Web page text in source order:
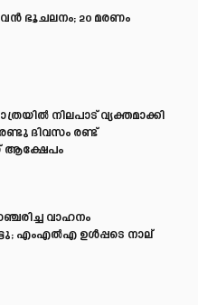
ഭൂചലനം; 20 മരണം
നിലപാട് വ്യക്തമാക്കി
ദിവസം രണ്ട്
ആക്ഷേപം
വാഹനം
എംഎല്‍എ ഉള്‍പ്പടെ നാല്